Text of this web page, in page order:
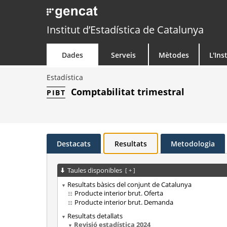
Institut d’Estadística de Catalunya
Dades Serveis Mètodes
Estadística
PIBT
Comptabilitat trimestral
Destacats Resultats Metodologia
Taules disponibles [ + ]
Resultats bàsics del conjunt de Catalunya
Producte interior brut. Oferta
Producte interior brut. Demanda
Resultats detallats
Revisió estadística 2024